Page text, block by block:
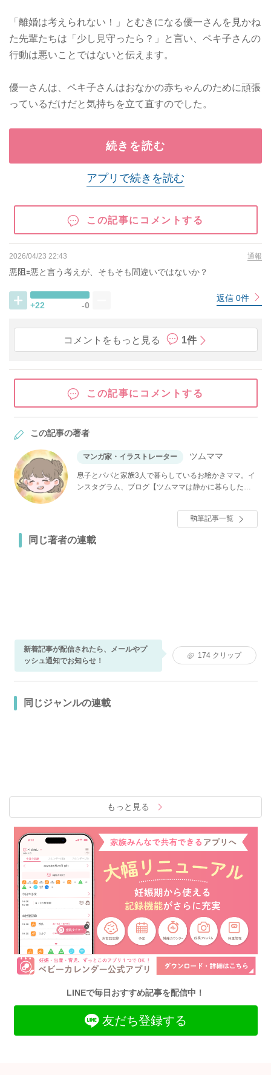
「離婚は考えられない！」とむきになる優一さんを見かね
た先輩たちは「少し見守ったら？」と言い、ペキ子さんの
行動は悪いことではないと伝えます。
優一さんは、ペキ子さんはおなかの赤ちゃんのために頑張
っているだけだと気持ちを立て直すのでした。
続きを読む
アプリで続きを読む
この記事にコメントする
2026/04/23 22:43 通報
悪阻🟰悪と言う考えが、そもそも間違いではないか？
+22 -0
返信 0件
コメントをもっと見る 1件
この記事にコメントする
この記事の著者
マンガ家・イラストレーター ツムママ
息子とパパと家族3人で暮らしているお絵かきママ。イ
ンスタグラム、ブログ【ツムママは静かに暮らした
執筆記事一覧
同じ著者の連載
新着記事が配信されたら、メールやプ
ッシュ通知でお知らせ！
174 クリップ
同じジャンルの連載
もっと見る
LINEで毎日おすすめ記事を配信中！
友だち登録する